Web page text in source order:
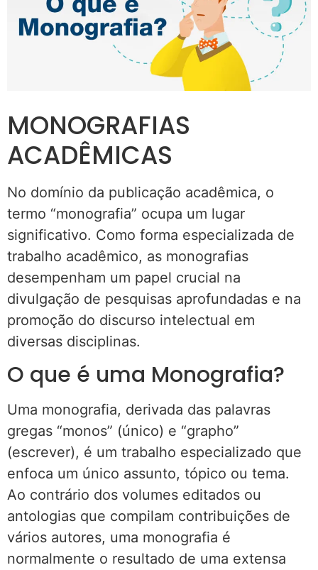
MONOGRAFIAS
ACADÊMICAS
No domínio da publicação acadêmica, o
termo “monografia” ocupa um lugar
significativo. Como forma especializada de
trabalho acadêmico, as monografias
desempenham um papel crucial na
divulgação de pesquisas aprofundadas e na
promoção do discurso intelectual em
diversas disciplinas.
O que é uma Monografia?
Uma monografia, derivada das palavras
gregas “monos” (único) e “grapho”
(escrever), é um trabalho especializado que
enfoca um único assunto, tópico ou tema.
Ao contrário dos volumes editados ou
antologias que compilam contribuições de
vários autores, uma monografia é
normalmente o resultado de uma extensa